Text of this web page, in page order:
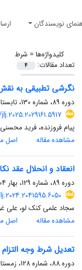
نویسندگان
کلیدواژه‌ها = شرط
تعداد مقالات:
4
نگرشی تطبیقی به نقش
دوره 89، شماره 130، تابستان 1404، صفحه
jlj.2025.2029161.5917
پیام فروزنده، فرید محسنی
مشاهده مقاله
اصل
انعقاد و انحلال عقد
دوره 89، شماره 129، بهار 1404، صفحه
سجاد علمی کنک لو، علی
مشاهده مقاله
اصل
تعدیل شرط وجه التزام ناکافی در
دوره 88، شماره 128، زمستان 1403، صفحه